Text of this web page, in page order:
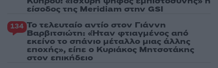
είσοδος της Meridiam στην GSI
134 Το τελευταίο αντίο στον Γιάννη
Βαρβιτσιώτη: «Ήταν φτιαγμένος από
εκείνο το σπάνιο μέταλλο μιας άλλης
εποχής», είπε ο Κυριάκος Μητσοτάκης
στον επικήδειο